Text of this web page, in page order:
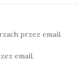
przez email.
email.